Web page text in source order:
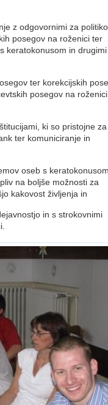
z odgovornimi za politiko
posegov na roženici ter
keratokonusom in drugimi
ter korekcijskih
posegov na
ki so pristojne za
ter komuniciranje in
oseb s
na boljše možnosti za
kakovost življenja in
in s strokovnimi